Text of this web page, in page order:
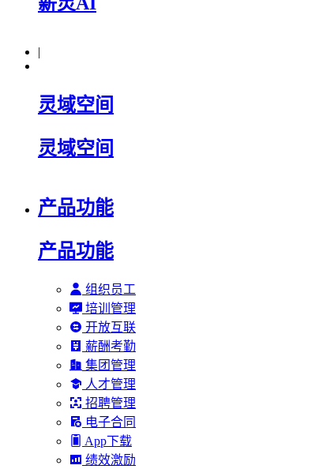
|
灵域空间
灵域空间
产品功能
产品功能
组织员工
培训管理
开放互联
薪酬考勤
集团管理
人才管理
招聘管理
电子合同
App下载
绩效激励